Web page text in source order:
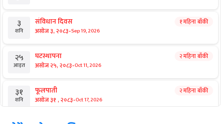
३
शनि
संविधान दिवस
असोज ३, २०८३-Sep 19, 2026
१ महिना बाँकी
२५
आइत
घटस्थापना
असोज २५, २०८३-Oct 11, 2026
२ महिना बाँकी
३१
शनि
फूलपाती
असोज ३१ , २०८३-Oct 17, 2026
२ महिना बाँकी